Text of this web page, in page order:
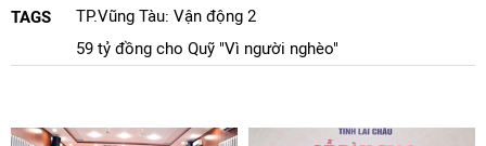
TAGS
TP.Vũng Tàu: Vận động 2
59 tỷ đồng cho Quỹ "Vì người nghèo"